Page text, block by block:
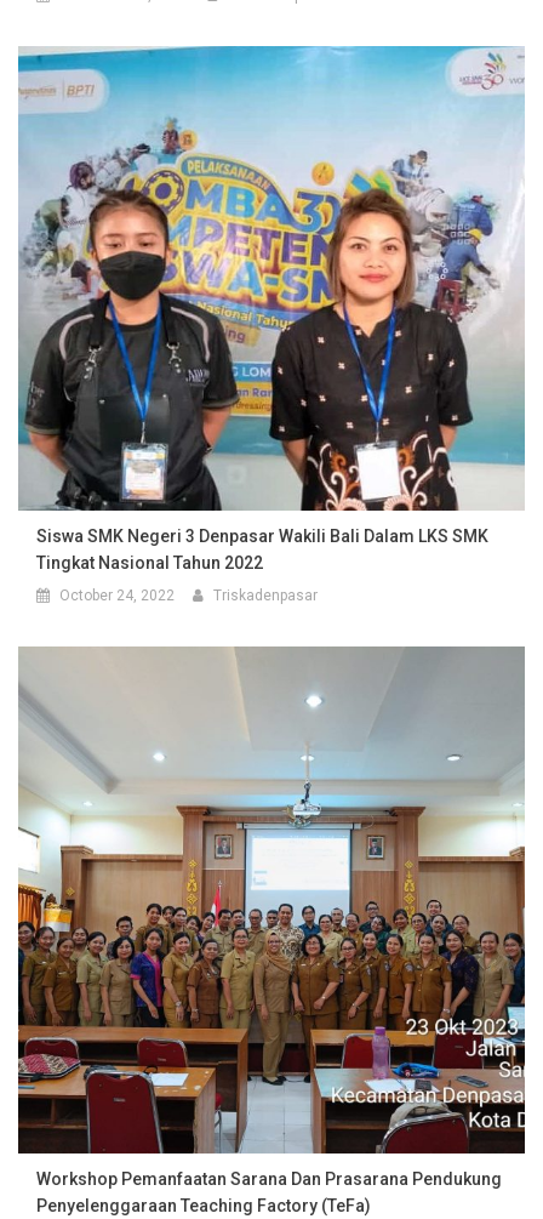
Siswa SMK Negeri 3 Denpasar Wakili Bali Dalam LKS SMK
Tingkat Nasional Tahun 2022
October 24, 2022 Triskadenpasar
Workshop Pemanfaatan Sarana Dan Prasarana Pendukung
Penyelenggaraan Teaching Factory (TeFa)